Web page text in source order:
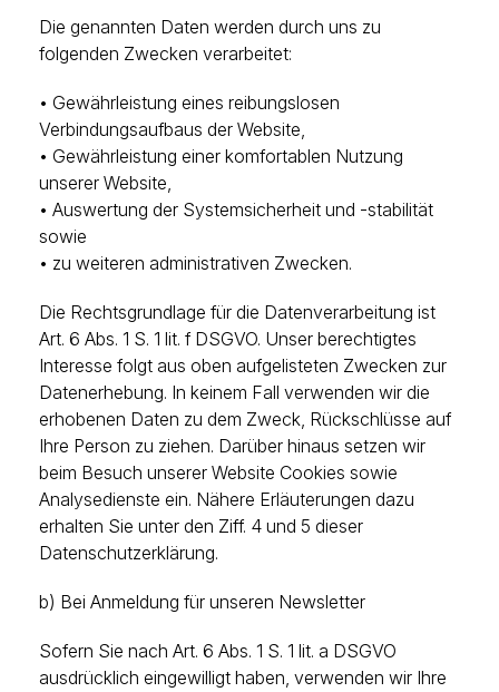
Die genannten Daten werden durch uns zu
folgenden Zwecken verarbeitet:
• Gewährleistung eines reibungslosen
Verbindungsaufbaus der Website,
• Gewährleistung einer komfortablen Nutzung
unserer Website,
• Auswertung der Systemsicherheit und -stabilität
sowie
• zu weiteren administrativen Zwecken.
Die Rechtsgrundlage für die Datenverarbeitung ist
Art. 6 Abs. 1 S. 1 lit. f DSGVO. Unser berechtigtes
Interesse folgt aus oben aufgelisteten Zwecken zur
Datenerhebung. In keinem Fall verwenden wir die
erhobenen Daten zu dem Zweck, Rückschlüsse auf
Ihre Person zu ziehen. Darüber hinaus setzen wir
beim Besuch unserer Website Cookies sowie
Analysedienste ein. Nähere Erläuterungen dazu
erhalten Sie unter den Ziff. 4 und 5 dieser
Datenschutzerklärung.
b) Bei Anmeldung für unseren Newsletter
Sofern Sie nach Art. 6 Abs. 1 S. 1 lit. a DSGVO
ausdrücklich eingewilligt haben, verwenden wir Ihre